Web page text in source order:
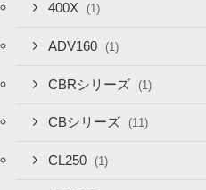
400X (1)
ADV160 (1)
CBRシリーズ (1)
CBシリーズ (11)
CL250 (1)